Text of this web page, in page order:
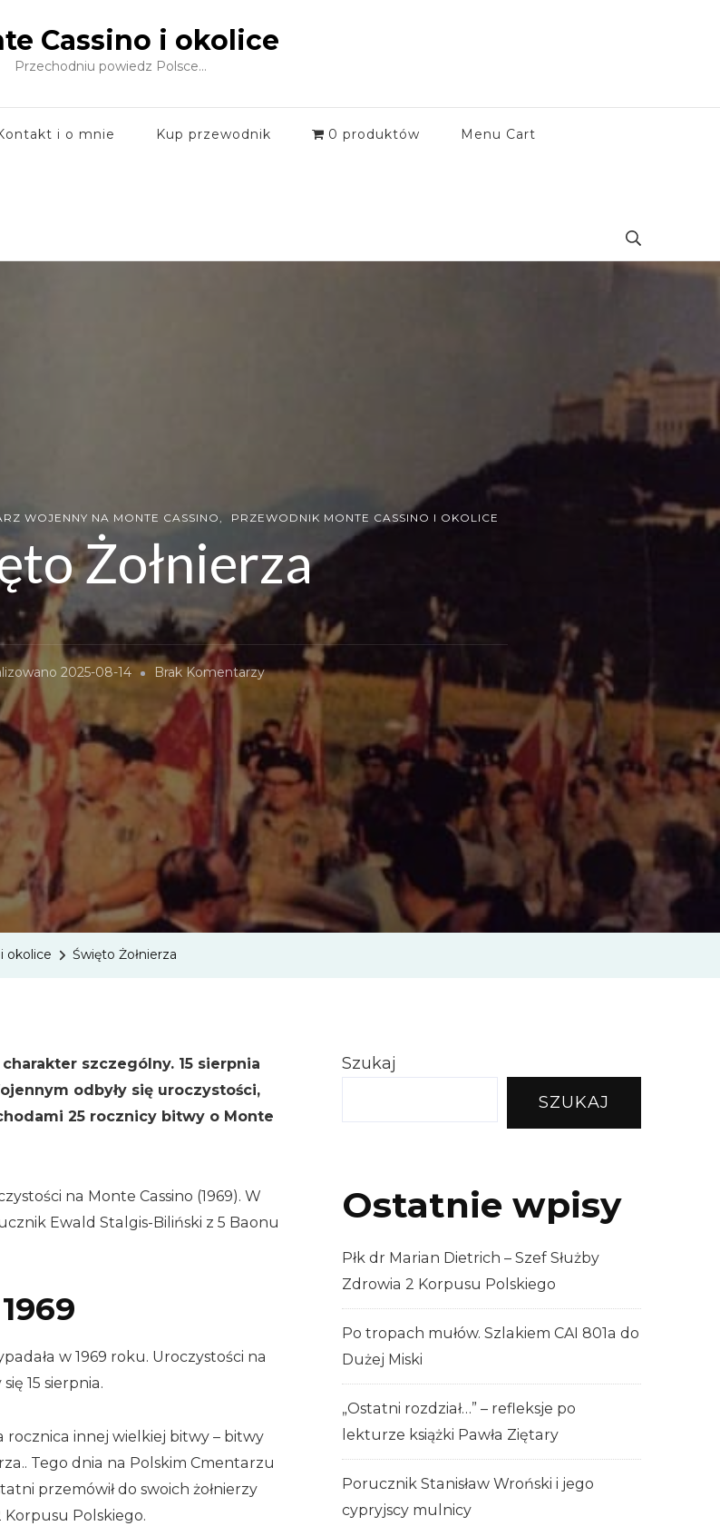
Cassino i okolice
Przechodniu powiedz Polsce…
i o mnie Kup przewodnik 0 produktów Menu Cart
WOJENNY NA MONTE CASSINO PRZEWODNIK MONTE CASSINO I OKOLICE
Żołnierza
2025-08-14 Brak KomentarzyDo
Żołnierza
okolice Święto Żołnierza
szczególny. 15 sierpnia
odbyły się uroczystości,
25 rocznicy bitwy o Monte
na Monte Cassino (1969). W
Ewald Stalgis-Biliński z 5 Baonu
w 1969 roku. Uroczystości na
15 sierpnia.
rocznica innej wielkiej bitwy – bitwy
Tego dnia na Polskim Cmentarzu
przemówił do swoich żołnierzy
Korpusu Polskiego.
Szukaj
SZUKAJ
Ostatnie wpisy
Płk dr Marian Dietrich – Szef Służby
Zdrowia 2 Korpusu Polskiego
Po tropach mułów. Szlakiem CAI 801a do
Dużej Miski
„Ostatni rozdział…” – refleksje po
lekturze książki Pawła Ziętary
Porucznik Stanisław Wroński i jego
cypryjscy mulnicy